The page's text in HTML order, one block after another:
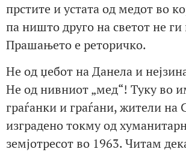
прстите и устата од медот во
па ништо друго на светот не ги
Прашањето е реторичко.
Не од џебот на Данела и
Не од нивниот „мед“! Туку во
граѓанки и граѓани, жители на
изградено токму од
земјотресот во 1963. Читам